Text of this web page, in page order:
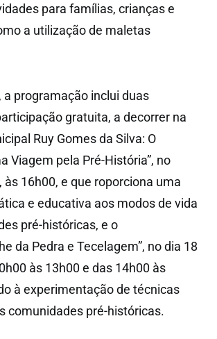
para famílias, crianças e
a utilização de maletas
a programação inclui duas
gratuita, a decorrer na
Ruy Gomes da Silva: O
Viagem pela Pré-História”, no
às 16h00, e que roporciona uma
e educativa aos modos de vida
pré-históricas, e o
da Pedra e Tecelagem”, no dia 18
às 13h00 e das 14h00 às
à experimentação de técnicas
comunidades pré-históricas.